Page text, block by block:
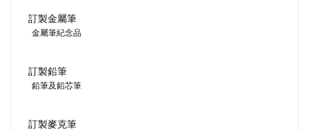
訂製金屬筆
金屬筆紀念品
訂製鉛筆
鉛筆及鉛芯筆
訂製麥克筆